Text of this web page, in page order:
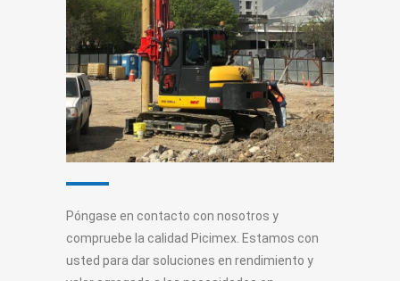
Póngase en contacto con nosotros y
compruebe la calidad Picimex. Estamos con
usted para dar soluciones en rendimiento y